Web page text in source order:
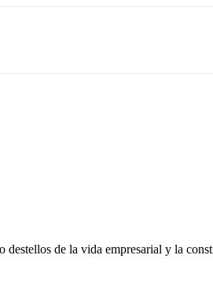
de la vida empresarial y la